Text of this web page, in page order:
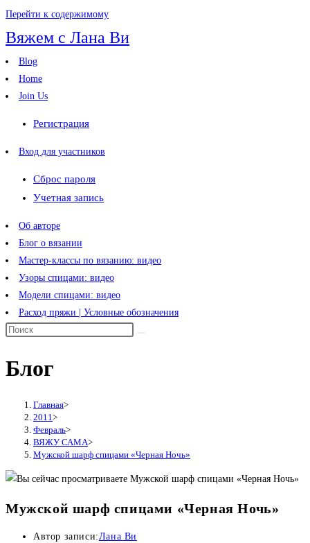
Перейти к содержимому
Вяжем с Лана Ви
Blog
Home
Join Us
Регистрация
Вход для участников
Сброс пароля
Учетная запись
Об авторе
Блог о вязании
Мастер-классы по вязанию: видео
Узоры спицами: видео
Модели спицами: видео
Расход пряжи | Условные обозначения
Блог
Главная>
2011 >
Февраль>
ВЯЖУ САМА>
Мужской шарф спицами «Черная Ночь»
Мужской шарф спицами «Черная Ночь»
Автор записи:Лана Ви